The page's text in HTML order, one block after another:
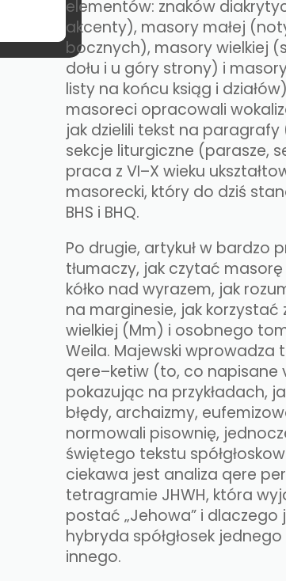
elementów: znaków
akcenty), masory małej
bocznych), masory wielkiej
dołu i u góry strony) i
listy na końcu ksiąg i
masoreci opracowali
jak dzielili tekst na
sekcje liturgiczne (parasze,
praca z VI–X wieku
masorecki, który do dziś
BHS i BHQ.​
Po drugie, artykuł w bardzo
tłumaczy, jak czytać masorę
kółko nad wyrazem, jak
na marginesie, jak korzystać
wielkiej (Mm) i osobnego
Weila. Majewski wprowadza
qere–ketiw (to, co napisane
pokazując na przykładach,
błędy, archaizmy,
normowali pisownię,
świętego tekstu
ciekawa jest analiza qere
tetragramie JHWH, która
postać „Jehowa” i dlaczego
hybryda spółgłosek
innego.​